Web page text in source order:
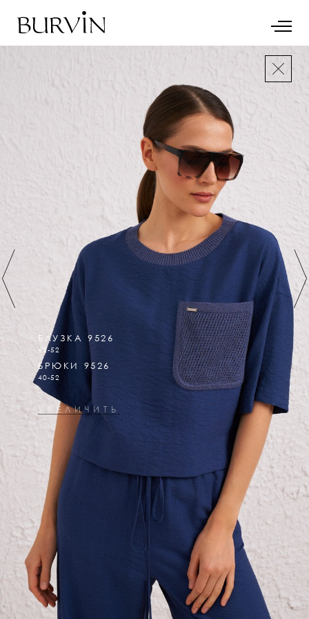
БЛУЗКА 9526
42-52
БРЮКИ 9526
40-52
УВЕЛИЧИТЬ